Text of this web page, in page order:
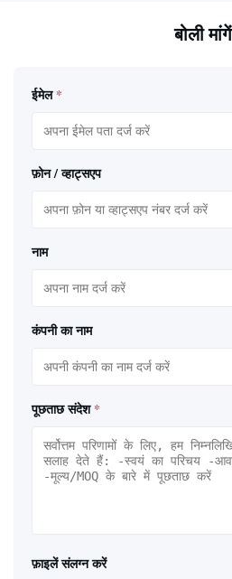
बोली मांगें
ईमेल *
फ़ोन / व्हाट्सएप
नाम
कंपनी का नाम
पूछताछ संदेश *
फ़ाइलें संलग्न करें